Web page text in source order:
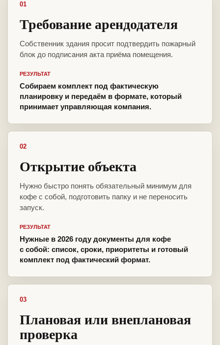
01
Требование арендодателя
Собственник здания просит подтвердить пожарный
блок до подписания акта приёма помещения.
РЕЗУЛЬТАТ
Собираем комплект под фактическую
планировку и передаём в формате, который
принимает управляющая компания.
02
Открытие объекта
Нужно быстро понять обязательный минимум для
кофе с собой, подготовить папку и не переносить
запуск.
РЕЗУЛЬТАТ
Нужные в 2026 году документы для кофе
с собой: список, сроки, приоритеты и готовый
комплект под фактический формат.
03
Плановая или внеплановая
проверка